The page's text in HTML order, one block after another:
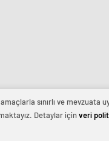
sınırlı ve mevzuata
Detaylar içinveri